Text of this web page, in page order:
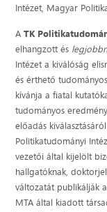
Intézet, Magyar
ATK
elhangzott és
Intézet a kiválóság
és érthető
kívánja a fiatal
tudományos
előadás
Politikatudományi
vezetői által kijelölt
hallgatóknak,
változatát publikálják a
MTA által kiadott